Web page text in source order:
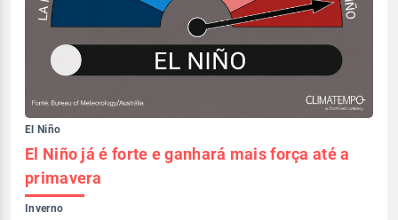
El Niño
El Niño já é forte e ganhará mais força até a
primavera
Inverno